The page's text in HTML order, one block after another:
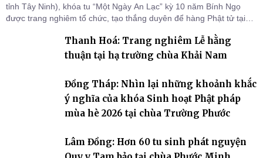
tỉnh Tây Ninh), khóa tu “Một Ngày An Lạc” kỳ 10 năm Bính Ngọ
được trang nghiêm tổ chức, tạo thắng duyên để hàng Phật tử tại
Thanh Hoá: Trang nghiêm Lễ hằng
thuận tại hạ trường chùa Khải Nam
Đồng Tháp: Nhìn lại những khoảnh khắc
ý nghĩa của khóa Sinh hoạt Phật pháp
mùa hè 2026 tại chùa Trường Phước
Lâm Đồng: Hơn 60 tu sinh phát nguyện